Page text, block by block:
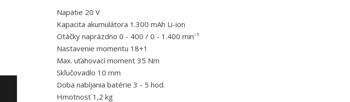
Napätie 20 V
Kapacita akumulátora 1.300 mAh Li-ion
Otáčky naprázdno 0 - 400 / 0 - 1.400 min⁻¹
Nastavenie momentu 18+1
Max. uťahovací moment 35 Nm
Skľučovadlo 10 mm
Doba nabíjania batérie 3 - 5 hod.
Hmotnosť 1,2 kg